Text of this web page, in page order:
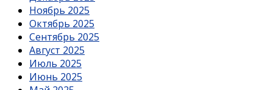
Ноябрь 2025
Октябрь 2025
Сентябрь 2025
Август 2025
Июль 2025
Июнь 2025